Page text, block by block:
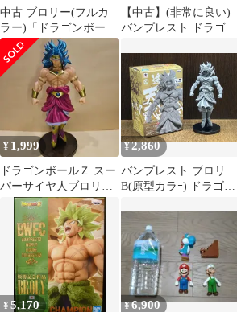
中古 ブロリー(フルカ
ラー)「ドラゴンボール
Z」SCulturesBIG造形天
下一武道会7其之三
【中古】(非常に良い)
バンプレスト ドラゴン
形天下一武道会7 其之
三 ブロリー 通常カラー
ver.
¥ 1,999
ドラゴンボールＺ スー
パーサイヤ人ブロリー
フィギュア 箱なし 天下
一武道会
¥2,860
バンプレスト ブロリｰ
B(原型カラｰ) ドラゴン
之三 ドラゴンボｰルZ
¥5,170 ¥6,900